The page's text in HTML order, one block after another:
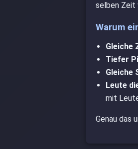
selben Zeit
Warum
Gleiche
Tiefer
Gleiche
Leute
mit
Genau das